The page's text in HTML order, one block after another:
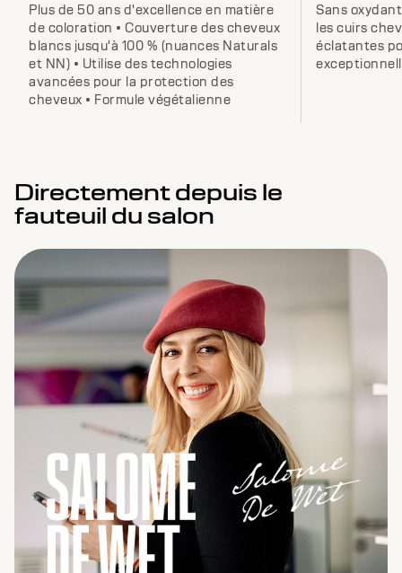
Plus de 50 ans d'excellence en matière
de coloration • Couverture des cheveux
blancs jusqu'à 100 % (nuances Naturals
et NN) • Utilise des technologies
avancées pour la protection des
cheveux • Formule végétalienne
Sans
les cuirs
éclatantes
Directement depuis le
fauteuil du salon